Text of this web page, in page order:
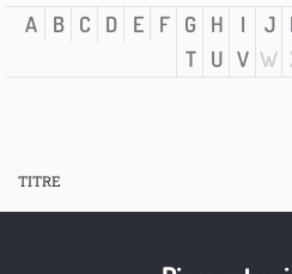
A B C D E F G H I J
T
U V W
TITRE